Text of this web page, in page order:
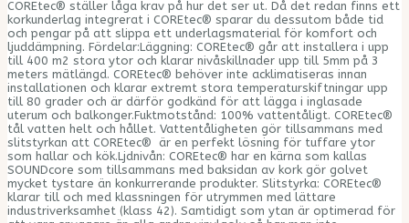
COREtec® ställer låga krav på hur det ser ut. Då det redan finns ett
korkunderlag integrerat i COREtec® sparar du dessutom både tid
och pengar på att slippa ett underlagsmaterial för komfort och
ljuddämpning. Fördelar:Läggning: COREtec® går att installera i upp
till 400 m2 stora ytor och klarar nivåskillnader upp till 5mm på 3
meters mätlängd. COREtec® behöver inte acklimatiseras innan
installationen och klarar extremt stora temperaturskiftningar upp
till 80 grader och är därför godkänd för att lägga i inglasade
uterum och balkonger.Fuktmotstånd: 100% vattentåligt. COREtec®
tål vatten helt och hållet. Vattentåligheten gör tillsammans med
slitstyrkan att COREtec® är en perfekt lösning för tuffare ytor
som hallar och kök.Ljdnivån: COREtec® har en kärna som kallas
SOUNDcore som tillsammans med baksidan av kork gör golvet
mycket tystare än konkurrerande produkter. Slitstyrka: COREtec®
klarar till och med klassningen för utrymmen med lättare
industriverksamhet (klass 42). Samtidigt som ytan är optimerad för